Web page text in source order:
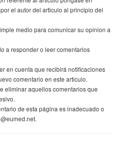
el autor del articulo al principio del
medio para comunicar su opinion a
a responder o leer comentarios
en cuenta que recibirá notificaciones
comentario en este articulo.
eliminar aquellos comentarios que
de esta página es inadecuado o